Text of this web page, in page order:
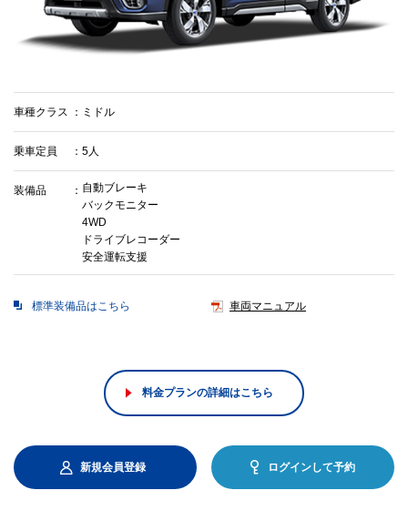
車種クラス ミドル
乗車定員 5人
装備品
自動ブレーキ
バックモニター
4WD
ドライブレコーダー
安全運転支援
標準装備品はこちら 車両マニュアル
料金プランの詳細はこちら
新規会員登録 ログインして予約